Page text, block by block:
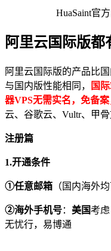
HuaSaint官方
阿里云国际版都
阿里云国际版的产品比
与国内版性能相同，
国
器VPS无需实名，免备
云、谷歌云、Vultr、甲
注册篇
1.开通条件
①任意邮箱 （国内海外均
②海外手机号： 美国考
无忧行，易博通